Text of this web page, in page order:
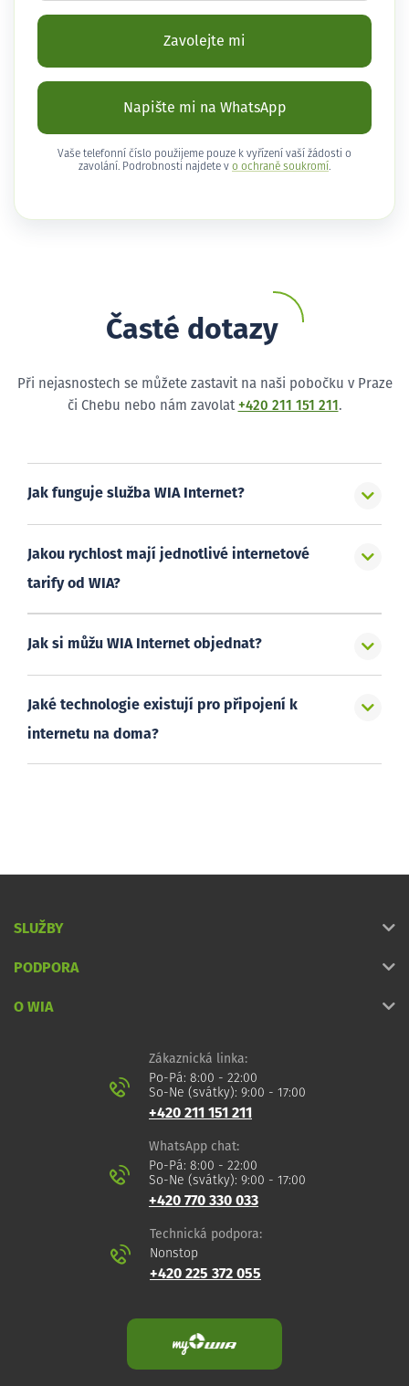
Zavolejte mi
Napište mi na WhatsApp
Vaše telefonní číslo použijeme pouze k vyřízení vaší žádosti o
zavolání. Podrobnosti najdete v o ochraně soukromí .
Časté dotazy
Při nejasnostech se můžete zastavit na naši pobočku v Praze
či Chebu nebo nám zavolat +420 211 151 211 .
Jak funguje služba WIA Internet?
Jakou rychlost mají jednotlivé internetové
tarify od WIA?
Jak si můžu WIA Internet objednat?
Jaké technologie existují pro připojení k
internetu na doma?
SLUŽBY
PODPORA
O WIA
Zákaznická linka:
Po-Pá: 8:00 - 22:00
So-Ne (svátky): 9:00 - 17:00
+420 211 151 211
WhatsApp chat:
Po-Pá: 8:00 - 22:00
So-Ne (svátky): 9:00 - 17:00
+420 770 330 033
Technická podpora:
Nonstop
+420 225 372 055